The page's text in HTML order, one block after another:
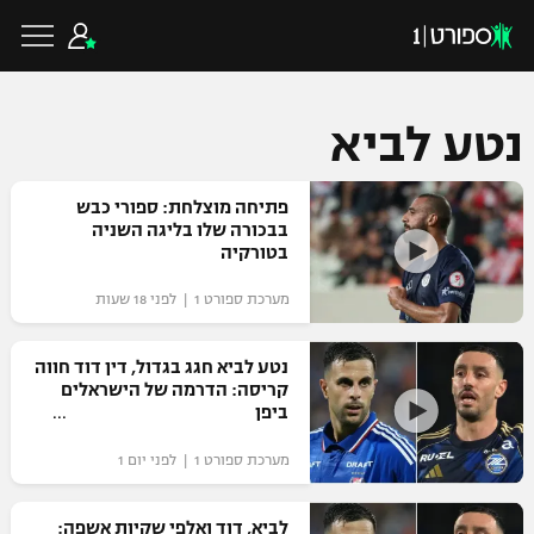
כדורגל ישראלי
ליגת העל
גביע הטוטו
ליגיונרים
גביע המדינה
כדורגל עולמי
ליגת האלופות
ליגה אירופית
ליגה אנגלית
כדורסל ישראלי
ליגת ווינר סל
ליגה לאומית
כדורסל עולמי
NBA
נטע לביא
פתיחה מוצלחת: ספורי כבש
בבכורה שלו בליגה השניה
בטורקיה
מערכת ספורט 1 | לפני 18 שעות
נטע לביא חגג בגדול, דין דוד חווה
קריסה: הדרמה של הישראלים
ביפן
מערכת ספורט 1 | לפני יום 1
לביא, דוד ואלפי שקיות אשפה: